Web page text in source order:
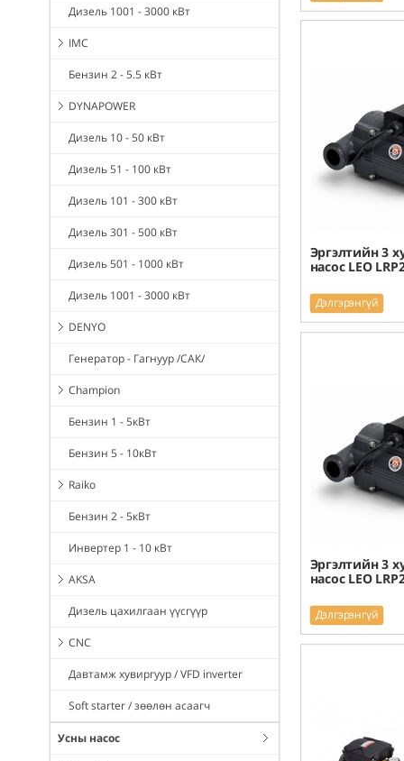
Дизель 1001 - 3000 кВт
IMC
Бензин 2 - 5.5 кВт
DYNAPOWER
Дизель 10 - 50 кВт
Дизель 51 - 100 кВт
Дизель 101 - 300 кВт
Дизель 301 - 500 кВт
Дизель 501 - 1000 кВт
Дизель 1001 - 3000 кВт
DENYO
Генератор - Гагнуур /САК/
Champion
Бензин 1 - 5кВт
Бензин 5 - 10кВт
Raiko
Бензин 2 - 5кВт
Инвертер 1 - 10 кВт
AKSA
Дизель цахилгаан үүсгүүр
CNC
Давтамж хувиргуур / VFD inverter
Soft starter / зөөлөн асаагч
Усны насос
Эргэлтийн 3
насос LEO
Дэлгэрэнгүй
Эргэлтийн 3
насос LEO
Дэлгэрэнгүй